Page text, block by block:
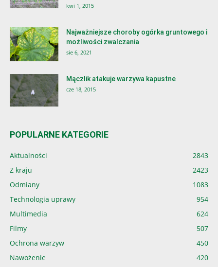
kwi 1, 2015
Najważniejsze choroby ogórka gruntowego i
możliwości zwalczania
sie 6, 2021
Mączlik atakuje warzywa kapustne
cze 18, 2015
POPULARNE KATEGORIE
Aktualności
2843
Z kraju
2423
Odmiany
1083
Technologia uprawy
954
Multimedia
624
Filmy
507
Ochrona warzyw
450
Nawożenie
420